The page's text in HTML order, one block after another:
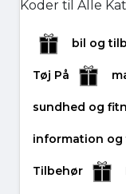
bil og
Tøj På
sundhed og
information
Tilbehør